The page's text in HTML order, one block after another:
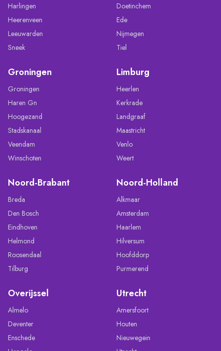
Harlingen
Heerenveen
Leeuwarden
Sneek
Doetinchem
Ede
Nijmegen
Tiel
Groningen
Groningen
Haren Gn
Hoogezand
Stadskanaal
Veendam
Winschoten
Limburg
Heerlen
Kerkrade
Landgraaf
Maastricht
Venlo
Weert
Noord-Brabant
Breda
Den Bosch
Eindhoven
Helmond
Roosendaal
Tilburg
Noord-Holland
Alkmaar
Amsterdam
Haarlem
Hilversum
Hoofddorp
Purmerend
Overijssel
Almelo
Deventer
Enschede
Utrecht
Amersfoort
Houten
Nieuwegein